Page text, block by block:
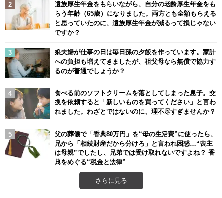
遺族厚生年金をもらいながら、自分の老齢厚生年金をも
らう年齢（65歳）になりました。両方とも全額もらえる
と思っていたのに、遺族厚生年金が減るって損じゃない
ですか？
娘夫婦が仕事の日は毎日孫の夕飯を作っています。家計
への負担も増えてきましたが、祖父母なら無償で協力す
るのが普通でしょうか？
食べる前のソフトクリームを落としてしまった息子。交
換を依頼すると「新しいものを買ってください」と言わ
れました。わざとではないのに、理不尽すぎませんか？
父の葬儀で「香典80万円」を“母の生活費”に使ったら、
兄から「相続財産だから分けろ」と言われ困惑…“喪主
は母親”でしたし、兄弟では受け取れないですよね？ 香
典をめぐる“税金と法律”
さらに見る